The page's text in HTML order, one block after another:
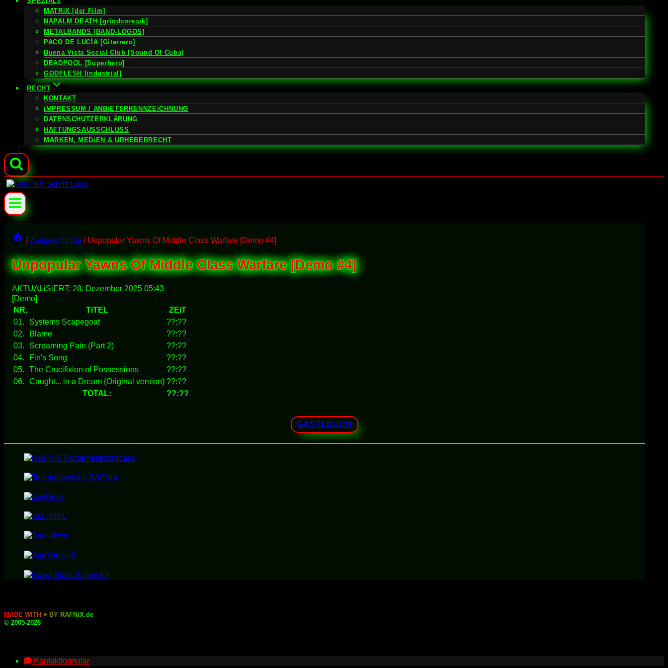
MATRiX [der Film]
NAPALM DEATH [grindcore:uk]
METALBANDS [BAND-LOGOS]
PACO DE LUCÍA [Gitarrero]
Buena Vista Social Club [Sound Of Cuba]
DEADPOOL [Superhero]
GODFLESH [industrial]
RECHT
KONTAKT
iMPRESSUM / ANBiETERKENNZEiCHNUNG
DATENSCHUTZERKLÄRUNG
HAFTUNGSAUSSCHLUSS
MARKEN, MEDiEN & URHEBERRECHT
/ Zeitgeschichte / Unpopular Yawns Of Middle Class Warfare [Demo #4]
Unpopular Yawns Of Middle Class Warfare [Demo #4]
AKTUALiSiERT: 28. Dezember 2025 05:43
[Demo]
NR.
TiTEL
ZEiT
01.
Systems Scapegoat
??:??
02.
Blame
??:??
03.
Screaming Pain (Part 2)
??:??
04.
Fin's Song
??:??
05.
The Crucifixion of Possessions
??:??
06.
Caught... in a Dream (Original version) ??:??
TOTAL:
??:??
GÄSTEBUCH
MADE W TH ♥ BY RAFN iX.de
© 2005-2026
Kontaktformular